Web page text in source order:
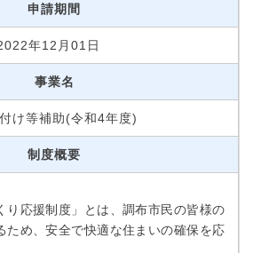
申請期間
年12月01日
事業名
け等補助(令和4年度)
制度概要
り応援制度」とは、調布市民の皆様の
ため、安全で快適な住まいの確保を応